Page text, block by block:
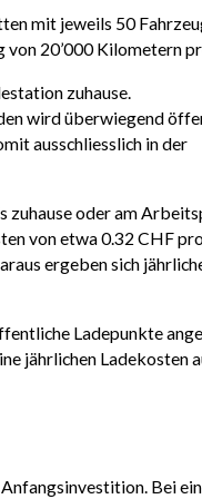
mit jeweils 50
von 20’000 Kilometern
zuhause.
wird überwiegend
ausschliesslich in der
oder am
von etwa 0.32 CHF
ergeben sich
Ladepunkte
jährlichen Ladekosten
Bei